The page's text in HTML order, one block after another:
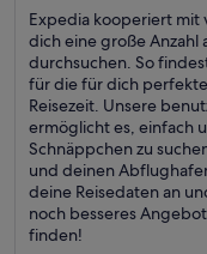
Expedia kooperiert mit
dich eine große Anzahl
durchsuchen. So
für die für dich
Reisezeit. Unsere
ermöglicht es, einfach
Schnäppchen zu
und deinen
deine Reisedaten an
noch besseres
finden!